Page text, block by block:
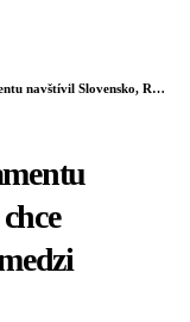
zintenzívniť spoluprácu medzi krajinami – VIDEO